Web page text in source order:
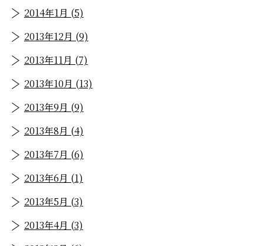
2014年1月 (5)
2013年12月 (9)
2013年11月 (7)
2013年10月 (13)
2013年9月 (9)
2013年8月 (4)
2013年7月 (6)
2013年6月 (1)
2013年5月 (3)
2013年4月 (3)